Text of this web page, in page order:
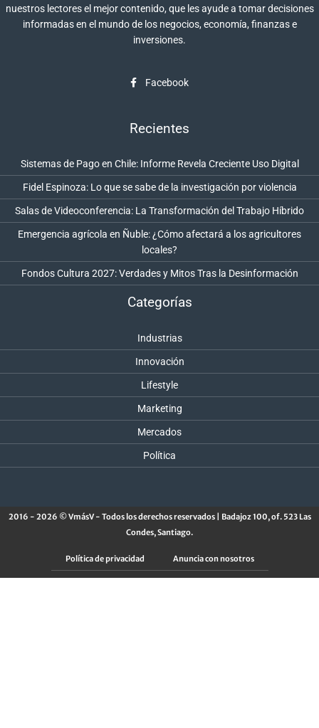
nuestros lectores el mejor contenido, que les ayude a tomar decisiones
informadas en el mundo de los negocios, economía, finanzas e
inversiones.
Facebook
Recientes
Sistemas de Pago en Chile: Informe Revela Creciente Uso Digital
Fidel Espinoza: Lo que se sabe de la investigación por violencia
Salas de Videoconferencia: La Transformación del Trabajo Híbrido
Emergencia agrícola en Ñuble: ¿Cómo afectará a los agricultores
locales?
Fondos Cultura 2027: Verdades y Mitos Tras la Desinformación
Categorías
Industrias
Innovación
Lifestyle
Marketing
Mercados
Política
2016 - 2026 © VmásV - Todos los derechos reservados | Badajoz 100, of. 523 Las
Condes, Santiago.
Política de privacidad Anuncia con nosotros